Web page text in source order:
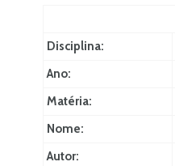
Disciplina:
Ano:
Matéria:
Nome:
Autor: